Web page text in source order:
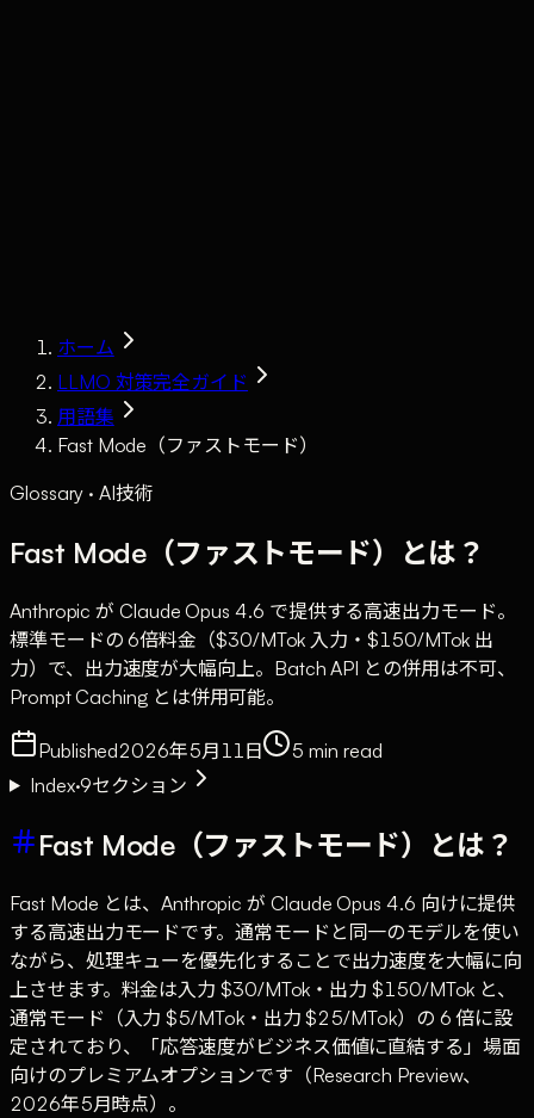
ホーム
LLMO 対策完全ガイド
用語集
Fast Mode（ファストモード）
Glossary · AI技術
Fast Mode（ファストモード）とは？
Anthropic が Claude Opus 4.6 で提供する高速出力モード。
標準モードの 6倍料金（$30/MTok 入力・$150/MTok 出
力）で、出力速度が大幅向上。Batch API との併用は不可、
Prompt Caching とは併用可能。
Published2026年5月11日 5 min read
Index·9セクション
Fast Mode（ファストモード）とは？
Fast Mode とは、Anthropic が Claude Opus 4.6 向けに提供
する高速出力モードです。通常モードと同一のモデルを使い
ながら、処理キューを優先化することで出力速度を大幅に向
上させます。料金は入力 $30/MTok・出力 $150/MTok と、
通常モード（入力 $5/MTok・出力 $25/MTok）の 6 倍に設
定されており、「応答速度がビジネス価値に直結する」場面
向けのプレミアムオプションです（Research Preview、
2026年5月時点）。